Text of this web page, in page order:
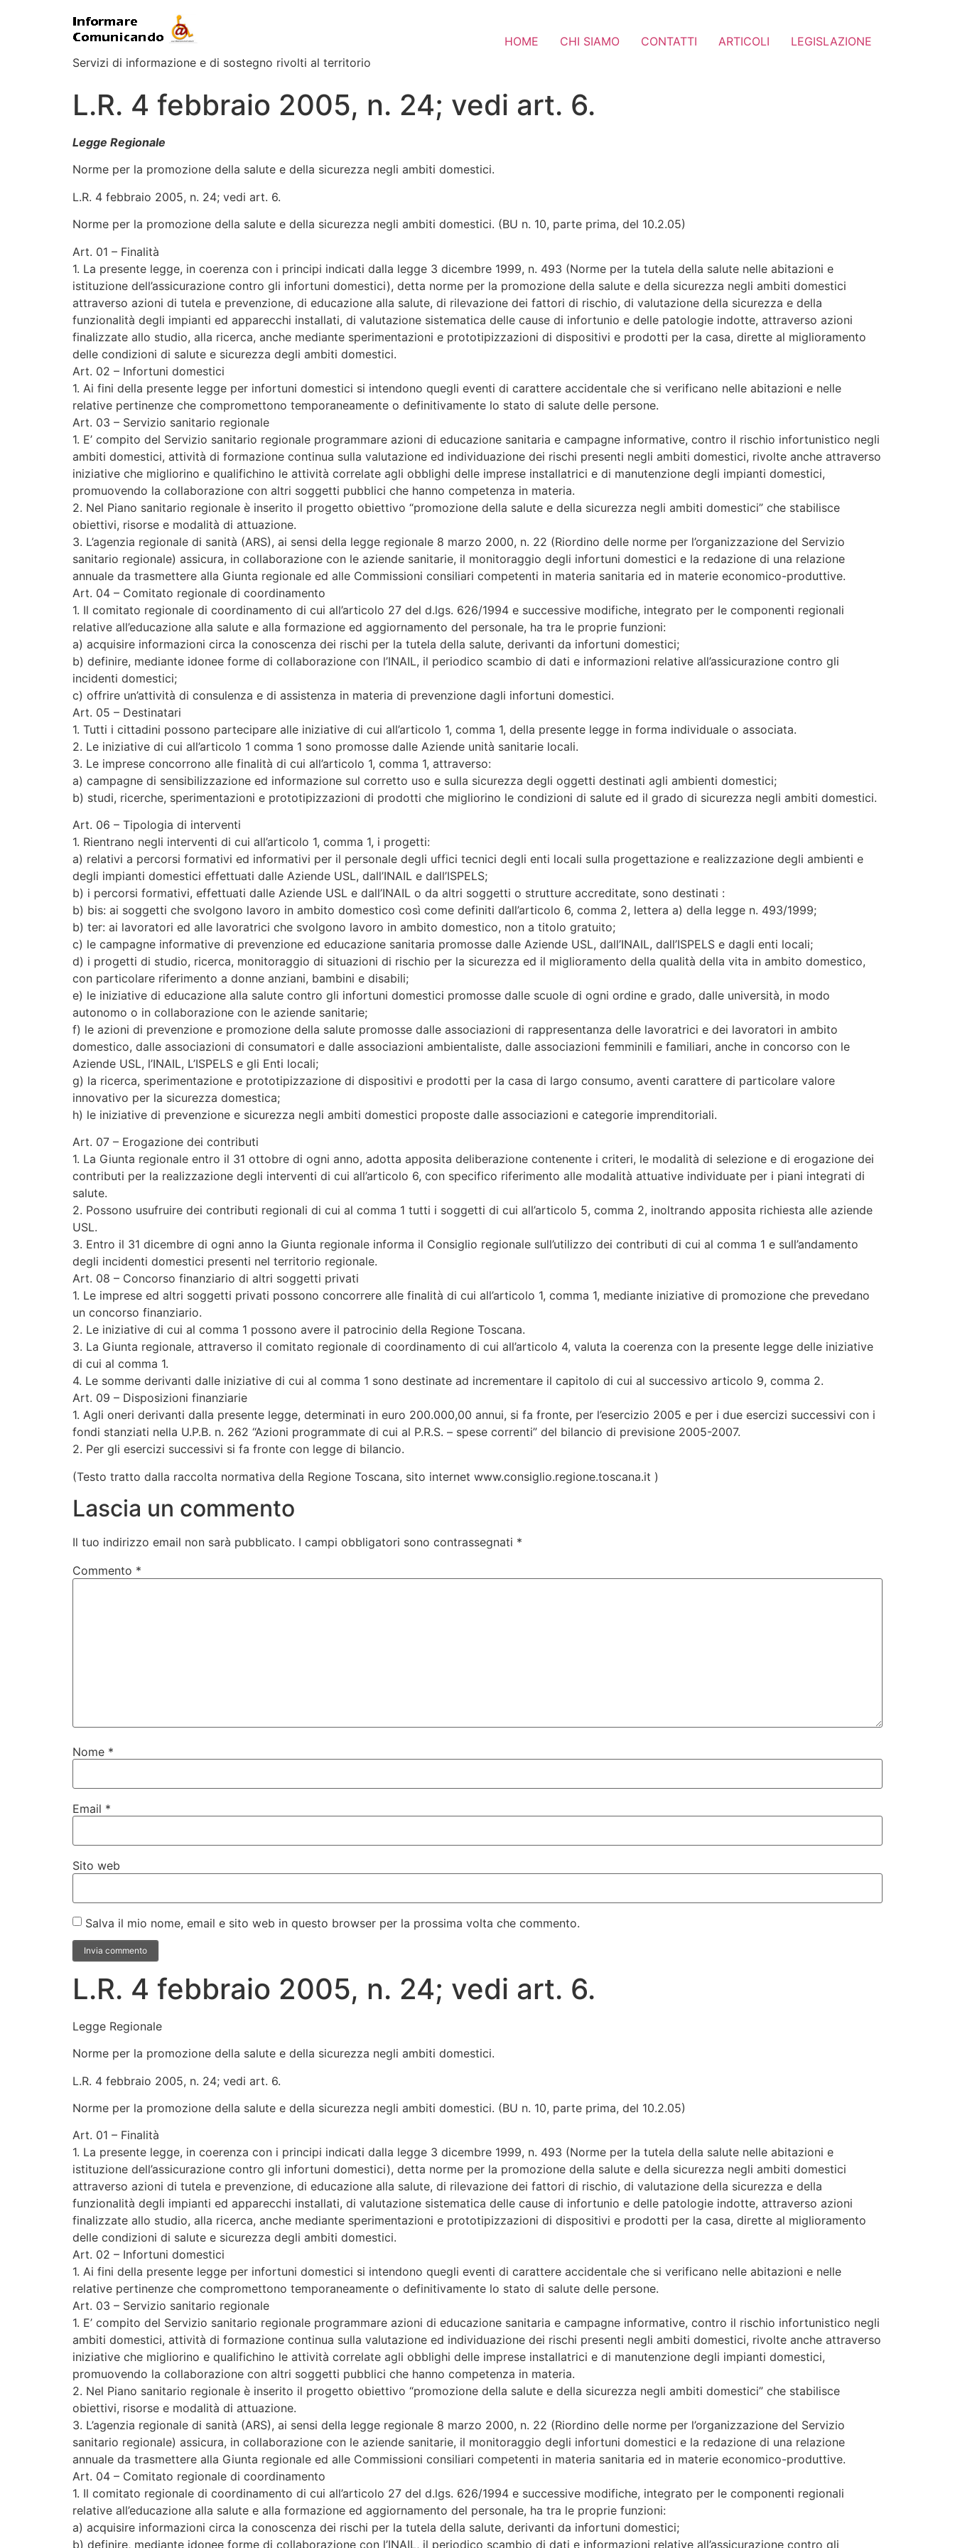
Servizi di informazione e di sostegno rivolti al territorio
HOME CHI SIAMO CONTATTI ARTICOLI LEGISLAZIONE
L.R. 4 febbraio 2005, n. 24; vedi art. 6.
Legge Regionale
Norme per la promozione della salute e della sicurezza negli ambiti domestici.
L.R. 4 febbraio 2005, n. 24; vedi art. 6.
Norme per la promozione della salute e della sicurezza negli ambiti domestici. (BU n. 10, parte prima, del 10.2.05)
Art. 01 – Finalità
1. La presente legge, in coerenza con i principi indicati dalla legge 3 dicembre 1999, n. 493 (Norme per la tutela della salute nelle abitazioni e
istituzione dell’assicurazione contro gli infortuni domestici), detta norme per la promozione della salute e della sicurezza negli ambiti domestici
attraverso azioni di tutela e prevenzione, di educazione alla salute, di rilevazione dei fattori di rischio, di valutazione della sicurezza e della
funzionalità degli impianti ed apparecchi installati, di valutazione sistematica delle cause di infortunio e delle patologie indotte, attraverso azioni
finalizzate allo studio, alla ricerca, anche mediante sperimentazioni e prototipizzazioni di dispositivi e prodotti per la casa, dirette al miglioramento
delle condizioni di salute e sicurezza degli ambiti domestici.
Art. 02 – Infortuni domestici
1. Ai fini della presente legge per infortuni domestici si intendono quegli eventi di carattere accidentale che si verificano nelle abitazioni e nelle
relative pertinenze che compromettono temporaneamente o definitivamente lo stato di salute delle persone.
Art. 03 – Servizio sanitario regionale
1. E’ compito del Servizio sanitario regionale programmare azioni di educazione sanitaria e campagne informative, contro il rischio infortunistico negli
ambiti domestici, attività di formazione continua sulla valutazione ed individuazione dei rischi presenti negli ambiti domestici, rivolte anche attraverso
iniziative che migliorino e qualifichino le attività correlate agli obblighi delle imprese installatrici e di manutenzione degli impianti domestici,
promuovendo la collaborazione con altri soggetti pubblici che hanno competenza in materia.
2. Nel Piano sanitario regionale è inserito il progetto obiettivo “promozione della salute e della sicurezza negli ambiti domestici” che stabilisce
obiettivi, risorse e modalità di attuazione.
3. L’agenzia regionale di sanità (ARS), ai sensi della legge regionale 8 marzo 2000, n. 22 (Riordino delle norme per l’organizzazione del Servizio
sanitario regionale) assicura, in collaborazione con le aziende sanitarie, il monitoraggio degli infortuni domestici e la redazione di una relazione
annuale da trasmettere alla Giunta regionale ed alle Commissioni consiliari competenti in materia sanitaria ed in materie economico-produttive.
Art. 04 – Comitato regionale di coordinamento
1. Il comitato regionale di coordinamento di cui all’articolo 27 del d.lgs. 626/1994 e successive modifiche, integrato per le componenti regionali
relative all’educazione alla salute e alla formazione ed aggiornamento del personale, ha tra le proprie funzioni:
a) acquisire informazioni circa la conoscenza dei rischi per la tutela della salute, derivanti da infortuni domestici;
b) definire, mediante idonee forme di collaborazione con l’INAIL, il periodico scambio di dati e informazioni relative all’assicurazione contro gli
incidenti domestici;
c) offrire un’attività di consulenza e di assistenza in materia di prevenzione dagli infortuni domestici.
Art. 05 – Destinatari
1. Tutti i cittadini possono partecipare alle iniziative di cui all’articolo 1, comma 1, della presente legge in forma individuale o associata.
2. Le iniziative di cui all’articolo 1 comma 1 sono promosse dalle Aziende unità sanitarie locali.
3. Le imprese concorrono alle finalità di cui all’articolo 1, comma 1, attraverso:
a) campagne di sensibilizzazione ed informazione sul corretto uso e sulla sicurezza degli oggetti destinati agli ambienti domestici;
b) studi, ricerche, sperimentazioni e prototipizzazioni di prodotti che migliorino le condizioni di salute ed il grado di sicurezza negli ambiti domestici.
Art. 06 – Tipologia di interventi
1. Rientrano negli interventi di cui all’articolo 1, comma 1, i progetti:
a) relativi a percorsi formativi ed informativi per il personale degli uffici tecnici degli enti locali sulla progettazione e realizzazione degli ambienti e
degli impianti domestici effettuati dalle Aziende USL, dall’INAIL e dall’ISPELS;
b) i percorsi formativi, effettuati dalle Aziende USL e dall’INAIL o da altri soggetti o strutture accreditate, sono destinati :
b) bis: ai soggetti che svolgono lavoro in ambito domestico così come definiti dall’articolo 6, comma 2, lettera a) della legge n. 493/1999;
b) ter: ai lavoratori ed alle lavoratrici che svolgono lavoro in ambito domestico, non a titolo gratuito;
c) le campagne informative di prevenzione ed educazione sanitaria promosse dalle Aziende USL, dall’INAIL, dall’ISPELS e dagli enti locali;
d) i progetti di studio, ricerca, monitoraggio di situazioni di rischio per la sicurezza ed il miglioramento della qualità della vita in ambito domestico,
con particolare riferimento a donne anziani, bambini e disabili;
e) le iniziative di educazione alla salute contro gli infortuni domestici promosse dalle scuole di ogni ordine e grado, dalle università, in modo
autonomo o in collaborazione con le aziende sanitarie;
f) le azioni di prevenzione e promozione della salute promosse dalle associazioni di rappresentanza delle lavoratrici e dei lavoratori in ambito
domestico, dalle associazioni di consumatori e dalle associazioni ambientaliste, dalle associazioni femminili e familiari, anche in concorso con le
Aziende USL, l’INAIL, L’ISPELS e gli Enti locali;
g) la ricerca, sperimentazione e prototipizzazione di dispositivi e prodotti per la casa di largo consumo, aventi carattere di particolare valore
innovativo per la sicurezza domestica;
h) le iniziative di prevenzione e sicurezza negli ambiti domestici proposte dalle associazioni e categorie imprenditoriali.
Art. 07 – Erogazione dei contributi
1. La Giunta regionale entro il 31 ottobre di ogni anno, adotta apposita deliberazione contenente i criteri, le modalità di selezione e di erogazione dei
contributi per la realizzazione degli interventi di cui all’articolo 6, con specifico riferimento alle modalità attuative individuate per i piani integrati di
salute.
2. Possono usufruire dei contributi regionali di cui al comma 1 tutti i soggetti di cui all’articolo 5, comma 2, inoltrando apposita richiesta alle aziende
USL.
3. Entro il 31 dicembre di ogni anno la Giunta regionale informa il Consiglio regionale sull’utilizzo dei contributi di cui al comma 1 e sull’andamento
degli incidenti domestici presenti nel territorio regionale.
Art. 08 – Concorso finanziario di altri soggetti privati
1. Le imprese ed altri soggetti privati possono concorrere alle finalità di cui all’articolo 1, comma 1, mediante iniziative di promozione che prevedano
un concorso finanziario.
2. Le iniziative di cui al comma 1 possono avere il patrocinio della Regione Toscana.
3. La Giunta regionale, attraverso il comitato regionale di coordinamento di cui all’articolo 4, valuta la coerenza con la presente legge delle iniziative
di cui al comma 1.
4. Le somme derivanti dalle iniziative di cui al comma 1 sono destinate ad incrementare il capitolo di cui al successivo articolo 9, comma 2.
Art. 09 – Disposizioni finanziarie
1. Agli oneri derivanti dalla presente legge, determinati in euro 200.000,00 annui, si fa fronte, per l’esercizio 2005 e per i due esercizi successivi con i
fondi stanziati nella U.P.B. n. 262 “Azioni programmate di cui al P.R.S. – spese correnti” del bilancio di previsione 2005-2007.
2. Per gli esercizi successivi si fa fronte con legge di bilancio.
(Testo tratto dalla raccolta normativa della Regione Toscana, sito internet www.consiglio.regione.toscana.it )
Lascia un commento
Il tuo indirizzo email non sarà pubblicato. I campi obbligatori sono contrassegnati *
Commento *
Nome *
Email *
Sito web
Salva il mio nome, email e sito web in questo browser per la prossima volta che commento.
L.R. 4 febbraio 2005, n. 24; vedi art. 6.
Legge Regionale
Norme per la promozione della salute e della sicurezza negli ambiti domestici.
L.R. 4 febbraio 2005, n. 24; vedi art. 6.
Norme per la promozione della salute e della sicurezza negli ambiti domestici. (BU n. 10, parte prima, del 10.2.05)
Art. 01 – Finalità
1. La presente legge, in coerenza con i principi indicati dalla legge 3 dicembre 1999, n. 493 (Norme per la tutela della salute nelle abitazioni e
istituzione dell’assicurazione contro gli infortuni domestici), detta norme per la promozione della salute e della sicurezza negli ambiti domestici
attraverso azioni di tutela e prevenzione, di educazione alla salute, di rilevazione dei fattori di rischio, di valutazione della sicurezza e della
funzionalità degli impianti ed apparecchi installati, di valutazione sistematica delle cause di infortunio e delle patologie indotte, attraverso azioni
finalizzate allo studio, alla ricerca, anche mediante sperimentazioni e prototipizzazioni di dispositivi e prodotti per la casa, dirette al miglioramento
delle condizioni di salute e sicurezza degli ambiti domestici.
Art. 02 – Infortuni domestici
1. Ai fini della presente legge per infortuni domestici si intendono quegli eventi di carattere accidentale che si verificano nelle abitazioni e nelle
relative pertinenze che compromettono temporaneamente o definitivamente lo stato di salute delle persone.
Art. 03 – Servizio sanitario regionale
1. E’ compito del Servizio sanitario regionale programmare azioni di educazione sanitaria e campagne informative, contro il rischio infortunistico negli
ambiti domestici, attività di formazione continua sulla valutazione ed individuazione dei rischi presenti negli ambiti domestici, rivolte anche attraverso
iniziative che migliorino e qualifichino le attività correlate agli obblighi delle imprese installatrici e di manutenzione degli impianti domestici,
promuovendo la collaborazione con altri soggetti pubblici che hanno competenza in materia.
2. Nel Piano sanitario regionale è inserito il progetto obiettivo “promozione della salute e della sicurezza negli ambiti domestici” che stabilisce
obiettivi, risorse e modalità di attuazione.
3. L’agenzia regionale di sanità (ARS), ai sensi della legge regionale 8 marzo 2000, n. 22 (Riordino delle norme per l’organizzazione del Servizio
sanitario regionale) assicura, in collaborazione con le aziende sanitarie, il monitoraggio degli infortuni domestici e la redazione di una relazione
annuale da trasmettere alla Giunta regionale ed alle Commissioni consiliari competenti in materia sanitaria ed in materie economico-produttive.
Art. 04 – Comitato regionale di coordinamento
1. Il comitato regionale di coordinamento di cui all’articolo 27 del d.lgs. 626/1994 e successive modifiche, integrato per le componenti regionali
relative all’educazione alla salute e alla formazione ed aggiornamento del personale, ha tra le proprie funzioni:
a) acquisire informazioni circa la conoscenza dei rischi per la tutela della salute, derivanti da infortuni domestici;
b) definire, mediante idonee forme di collaborazione con l’INAIL, il periodico scambio di dati e informazioni relative all’assicurazione contro gli